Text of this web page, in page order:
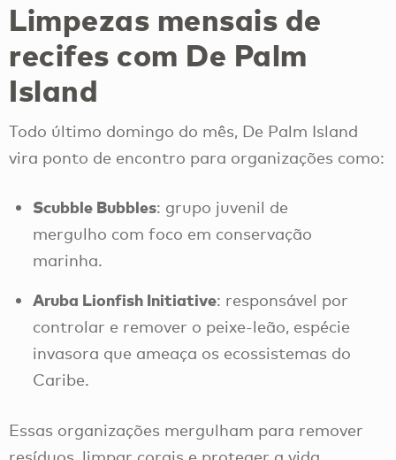
Limpezas mensais de
recifes com De Palm
Island
Todo último domingo do mês, De Palm Island
vira ponto de encontro para organizações como:
Scubble Bubbles: grupo juvenil de
mergulho com foco em conservação
marinha.
Aruba Lionfish Initiative: responsável por
controlar e remover o peixe-leão, espécie
invasora que ameaça os ecossistemas do
Caribe.
Essas organizações mergulham para remover